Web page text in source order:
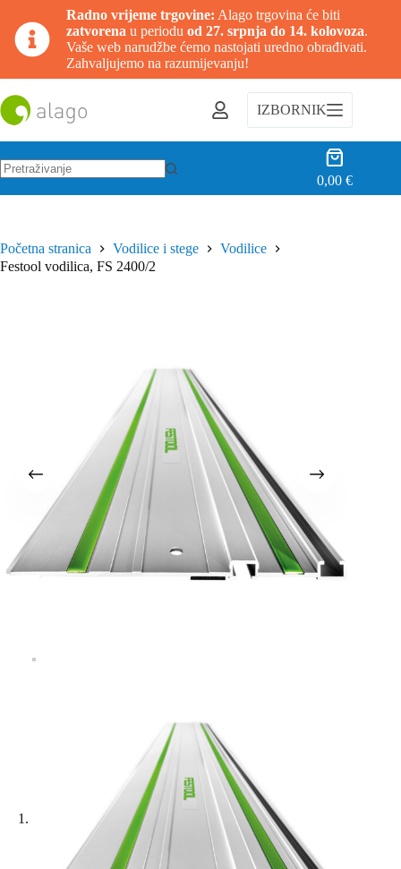
Radno vrijeme trgovine: Alago trgovina će biti
zatvorena u periodu od 27. srpnja do 14. kolovoza.
Vaše web narudžbe ćemo nastojati uredno obrađivati.
Zahvaljujemo na razumijevanju!
na
sadržaj
IZBORNIK
Košarica
0,00€
Početna stranica Vodilice i stege
Vodilice
Festool vodilica, FS 2400/2